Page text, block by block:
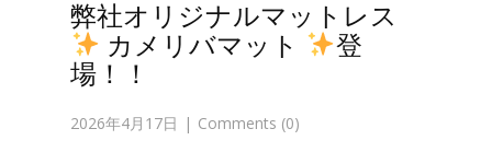
弊社オリジナルマットレス
カメリバマット
登
場！！
2026年4月17日 Comments (0)